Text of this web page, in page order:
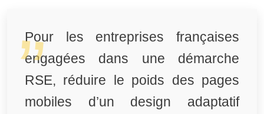
Pour les entreprises françaises
engagées dans une démarche
RSE, réduire le poids des pages
mobiles d’un design adaptatif